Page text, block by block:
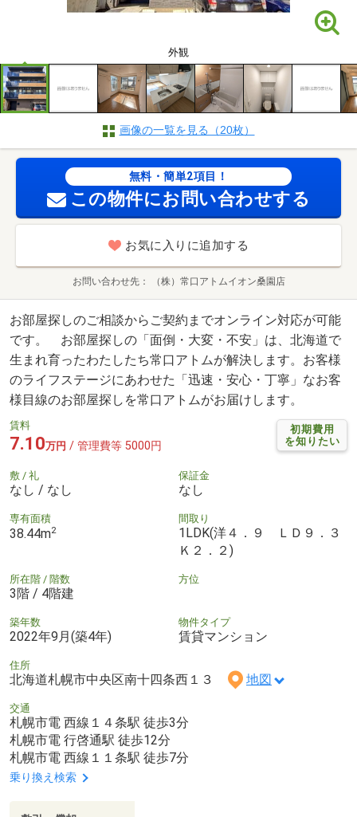
外観
画像の一覧を見る（20枚）
無料・簡単2項目！
この物件にお問い合わせする
お気に入りに追加する
お問い合わせ先 （株）常口アトムイオン桑園店
お部屋探しのご相談からご契約までオンライン対応が可能
です。 お部屋探しの「面倒・大変・不安」は、北海道で
生まれ育ったわたしたち常口アトムが解決します。お客様
のライフステージにあわせた「迅速・安心・丁寧」なお客
様目線のお部屋探しを常口アトムがお届けします。
初期費用
を知りたい
賃料
7.10万円 / 管理費等 5000円
敷 / 礼
なし / なし
保証金
なし
専有面積
38.44m2
間取り
1LDK(洋４．９ ＬＤ９．３
Ｋ２．２)
所在階 / 階数
3階 / 4階建
方位
築年数
2022年9月(築4年)
物件タイプ
賃貸マンション
住所
北海道札幌市中央区南十四条西１３ 地図
交通
札幌市電 西線１４条駅 徒歩3分
札幌市電 行啓通駅 徒歩12分
札幌市電 西線１１条駅 徒歩7分
乗り換え検索